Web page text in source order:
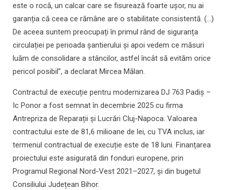
este o rocă, un calcar care se fisurează foarte ușor, nu ai
garanția că ceea ce rămâne are o stabilitate consistentă. (...)
De aceea suntem preocupați în primul rând de siguranța
circulației pe perioada șantierului și apoi vedem ce măsuri
luăm de consolidare a stâncilor, astfel încât să evităm orice
pericol posibil”, a declarat Mircea Mălan.
Contractul de execuție pentru modernizarea DJ 763 Padiș –
Ic Ponor a fost semnat în decembrie 2025 cu firma
Antrepriza de Reparații și Lucrări Cluj-Napoca. Valoarea
contractului este de 81,6 milioane de lei, cu TVA inclus, iar
termenul contractual de execuție este de 18 luni. Finanțarea
proiectului este asigurată din fonduri europene, prin
Programul Regional Nord-Vest 2021–2027, și din bugetul
Consiliului Județean Bihor.